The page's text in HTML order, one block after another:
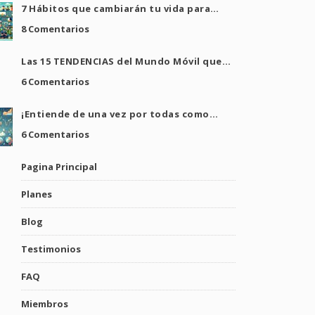
7 Hábitos que cambiarán tu vida para…
8 Comentarios
Las 15 TENDENCIAS del Mundo Móvil que…
6 Comentarios
¡Entiende de una vez por todas como…
6 Comentarios
Pagina Principal
Planes
Blog
Testimonios
FAQ
Miembros